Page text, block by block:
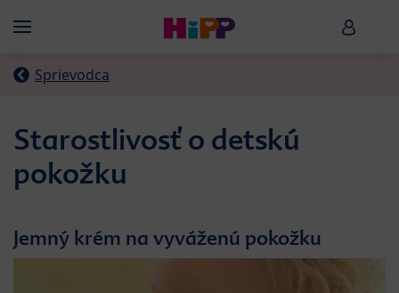
Menü HiPP
Sprievodca
Starostlivosť o detskú
pokožku
Jemný krém na vyváženú pokožku